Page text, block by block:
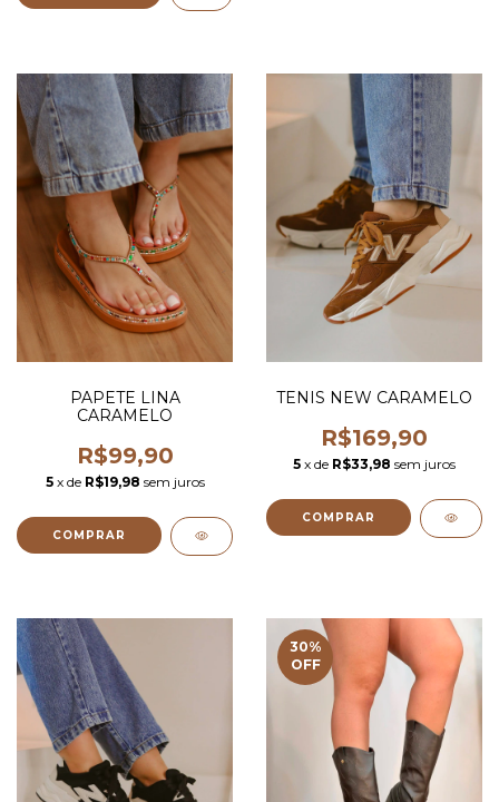
PAPETE LINA
CARAMELO
R$99,90
5 x de R$19,98 sem juros
COMPRAR
TENIS NEW CARAMELO
R$169,90
5 x de R$33,98 sem juros
COMPRAR
30%
OFF